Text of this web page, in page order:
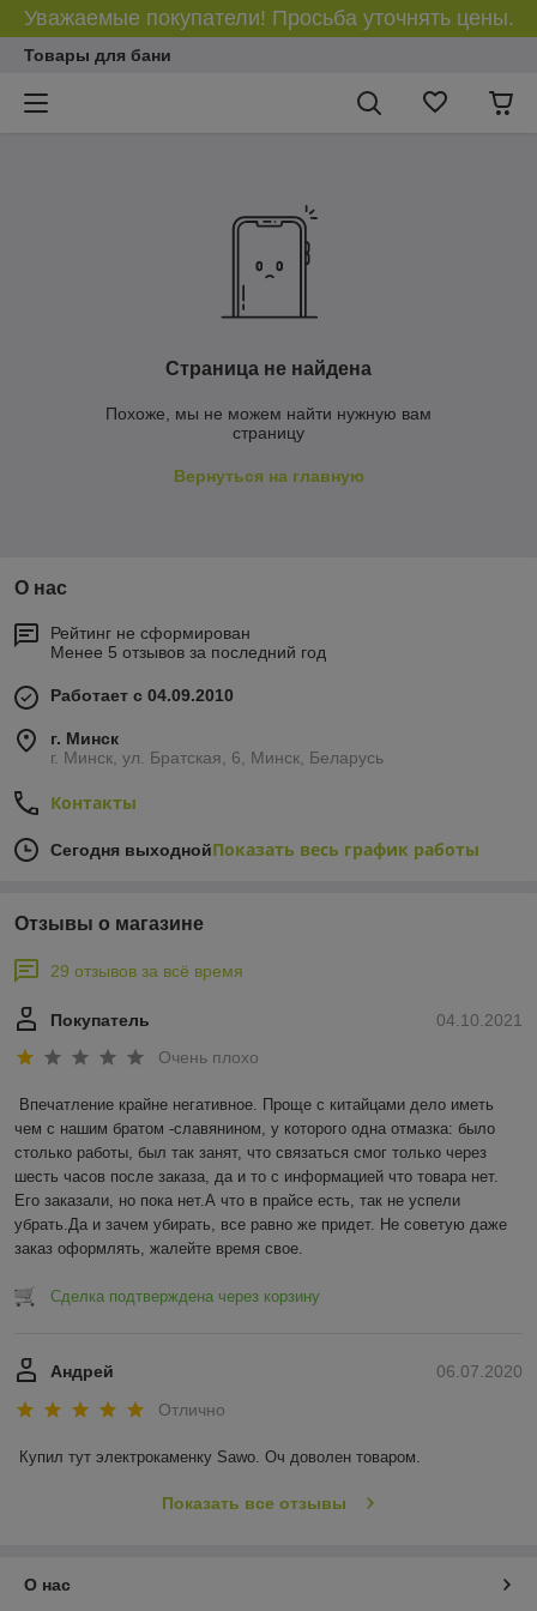
Уважаемые покупатели! Просьба уточнять цены.
Товары для бани
Страница не найдена
Похоже, мы не можем найти нужную вам
страницу
Вернуться на главную
О нас
Рейтинг не сформирован
Менее 5 отзывов за последний год
Работает с 04.09.2010
г. Минск
г. Минск, ул. Братская, 6, Минск, Беларусь
Контакты
Сегодня выходнойПоказать весь график работы
Отзывы о магазине
29 отзывов за всё время
04.10.2021
Покупатель
Очень плохо
Впечатление крайне негативное. Проще с китайцами дело иметь
чем с нашим братом -славянином, у которого одна отмазка: было
столько работы, был так занят, что связаться смог только через
шесть часов после заказа, да и то с информацией что товара нет.
Его заказали, но пока нет.А что в прайсе есть, так не успели
убрать.Да и зачем убирать, все равно же придет. Не советую даже
заказ оформлять, жалейте время свое.
Сделка подтверждена через корзину
06.07.2020
Андрей
Отлично
Купил тут электрокаменку Sawo. Оч доволен товаром.
Показать все отзывы
О нас